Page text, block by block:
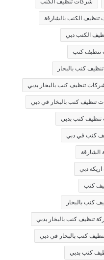
تنظيف الكنب بالشارقة
الكنب دبي
تنظيف كنب
كنب بالبخار
تنظيف كنب بالبخار بدبي
تنظيف كنب بالبخار في دبي
كنب بدبي
كنب في دبي
الشارقة
دبي
كنب
كنب بالبخار
تنظيف كنب بالبخار بدبي
كنب بالبخار في دبي
كنب بدبي